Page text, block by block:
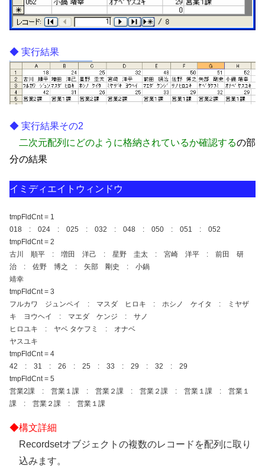
実行結果
実行結果その2
二次元配列にどのように格納されているか確認するの部
分の結果
イミディエイトウィンドウ
tmpFldCnt = 1
018 : 024 : 025 : 032 : 048 : 050 : 051 : 052
tmpFldCnt = 2
古川 順平 : 増田 洋己 : 星野 圭太 : 宮崎 洋平 : 前田 研
治 : 佐野 博之 : 矢部 剛史 : 小鍋
靖幸
tmpFldCnt = 3
フルカワ ジュンペイ : マスダ ヒロキ : ホシノ ケイタ : ミヤザ
キ ヨウヘイ : マエダ ケンジ : サノ
ヒロユキ : ヤベ タケフミ : オナベ
ヤスユキ
tmpFldCnt = 4
42 : 31 : 26 : 25 : 33 : 29 : 32 : 29
tmpFldCnt = 5
営業2課 : 営業１課 : 営業２課 : 営業２課 : 営業１課 : 営業１
課 : 営業２課 : 営業１課
Recordsetオブジェクトの複数のレコードを配列に取り
込みます。